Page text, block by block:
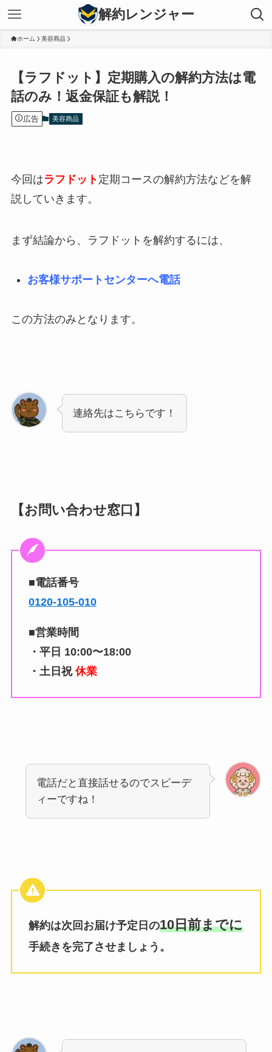
解約レンジャー
ホーム 美容商品
【ラフドット】定期購入の解約方法は電
話のみ！返金保証も解説！
広告 美容商品
今回はラフドット 定期コースの解約方法などを解
説していきます。
まず結論から、ラフドットを解約するには、
お客様サポートセンターへ電話
この方法のみとなります。
連絡先はこちらです！
【お問い合わせ窓口】
■電話番号
0120-105-010
■営業時間
・平日 10:00〜18:00
・土日祝 休業
電話だと直接話せるのでスピーデ
ィーですね！
解約は次回お届け予定日の10日前までに
手続きを完了させましょう。